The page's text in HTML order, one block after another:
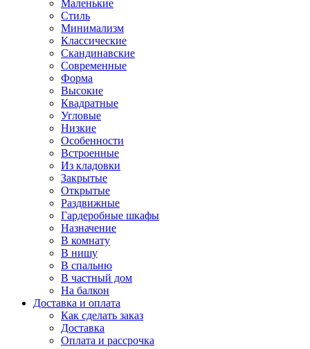
Маленькие
Стиль
Минимализм
Классические
Скандинавские
Современные
Форма
Высокие
Квадратные
Угловые
Низкие
Особенности
Встроенные
Из кладовки
Закрытые
Открытые
Раздвижные
Гардеробные шкафы
Назначение
В комнату
В нишу
В спальню
В частный дом
На балкон
Доставка и оплата
Как сделать заказ
Доставка
Оплата и рассрочка